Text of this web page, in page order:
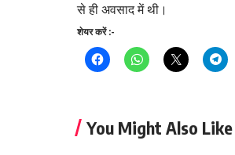
से ही अवसाद में थी।
शेयर करें :-
You Might Also Like